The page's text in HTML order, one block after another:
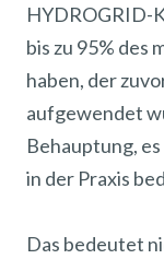
HYDROGRID-
bis zu 95% des
haben, der
aufgewendet
Behauptung, es
in der Praxis
Das bedeutet